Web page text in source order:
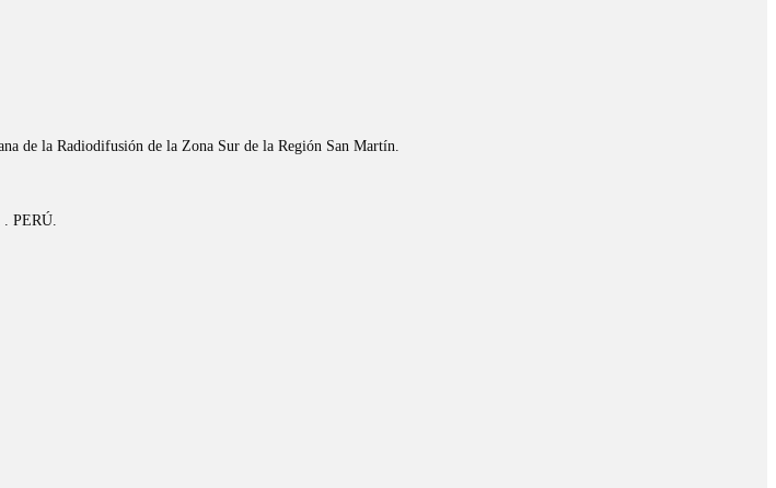
de la Radiodifusión de la Zona Sur de la Región San Martín.
. PERÚ.